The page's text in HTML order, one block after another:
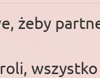
żeby